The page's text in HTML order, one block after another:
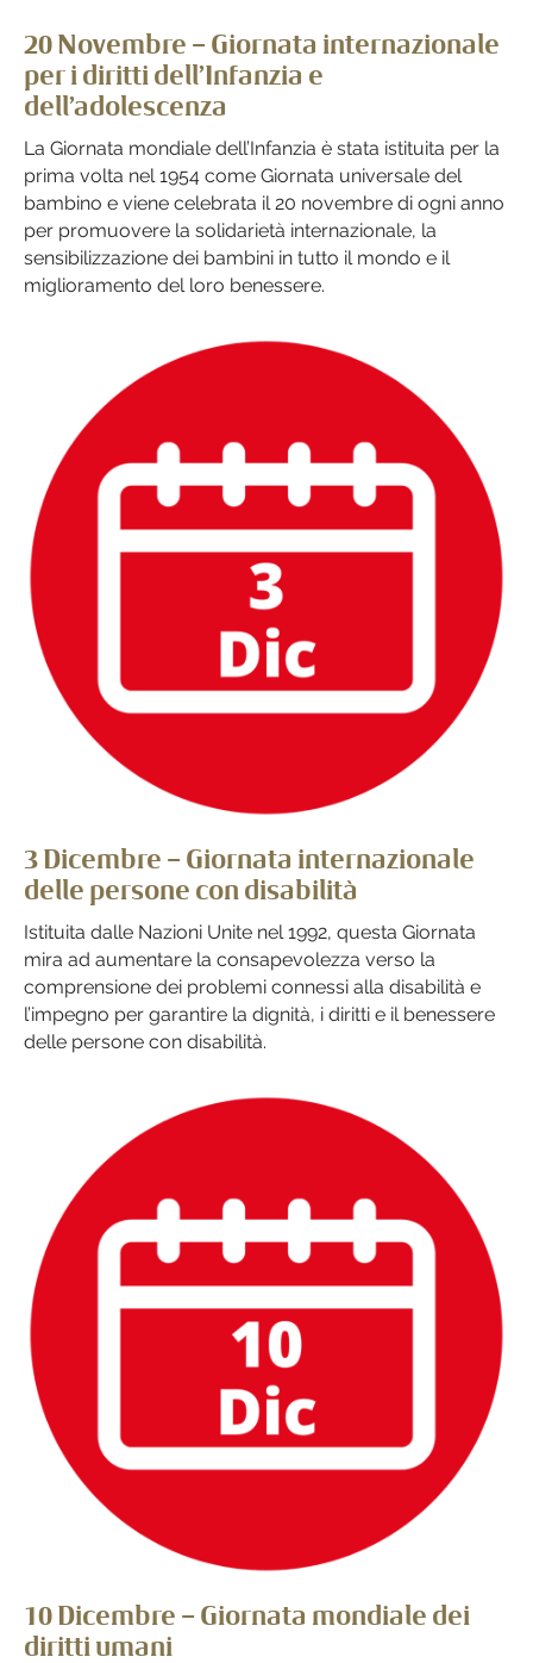
20 Novembre – Giornata internazionale
per i diritti dell’Infanzia e
dell’adolescenza
La Giornata mondiale dell’Infanzia è stata istituita per la
prima volta nel 1954 come Giornata universale del
bambino e viene celebrata il 20 novembre di ogni anno
per promuovere la solidarietà internazionale, la
sensibilizzazione dei bambini in tutto il mondo e il
miglioramento del loro benessere.
3 Dicembre – Giornata internazionale
delle persone con disabilità
Istituita dalle Nazioni Unite nel 1992, questa Giornata
mira ad aumentare la consapevolezza verso la
comprensione dei problemi connessi alla disabilità e
l’impegno per garantire la dignità, i diritti e il benessere
delle persone con disabilità.
10 Dicembre – Giornata mondiale dei
diritti umani